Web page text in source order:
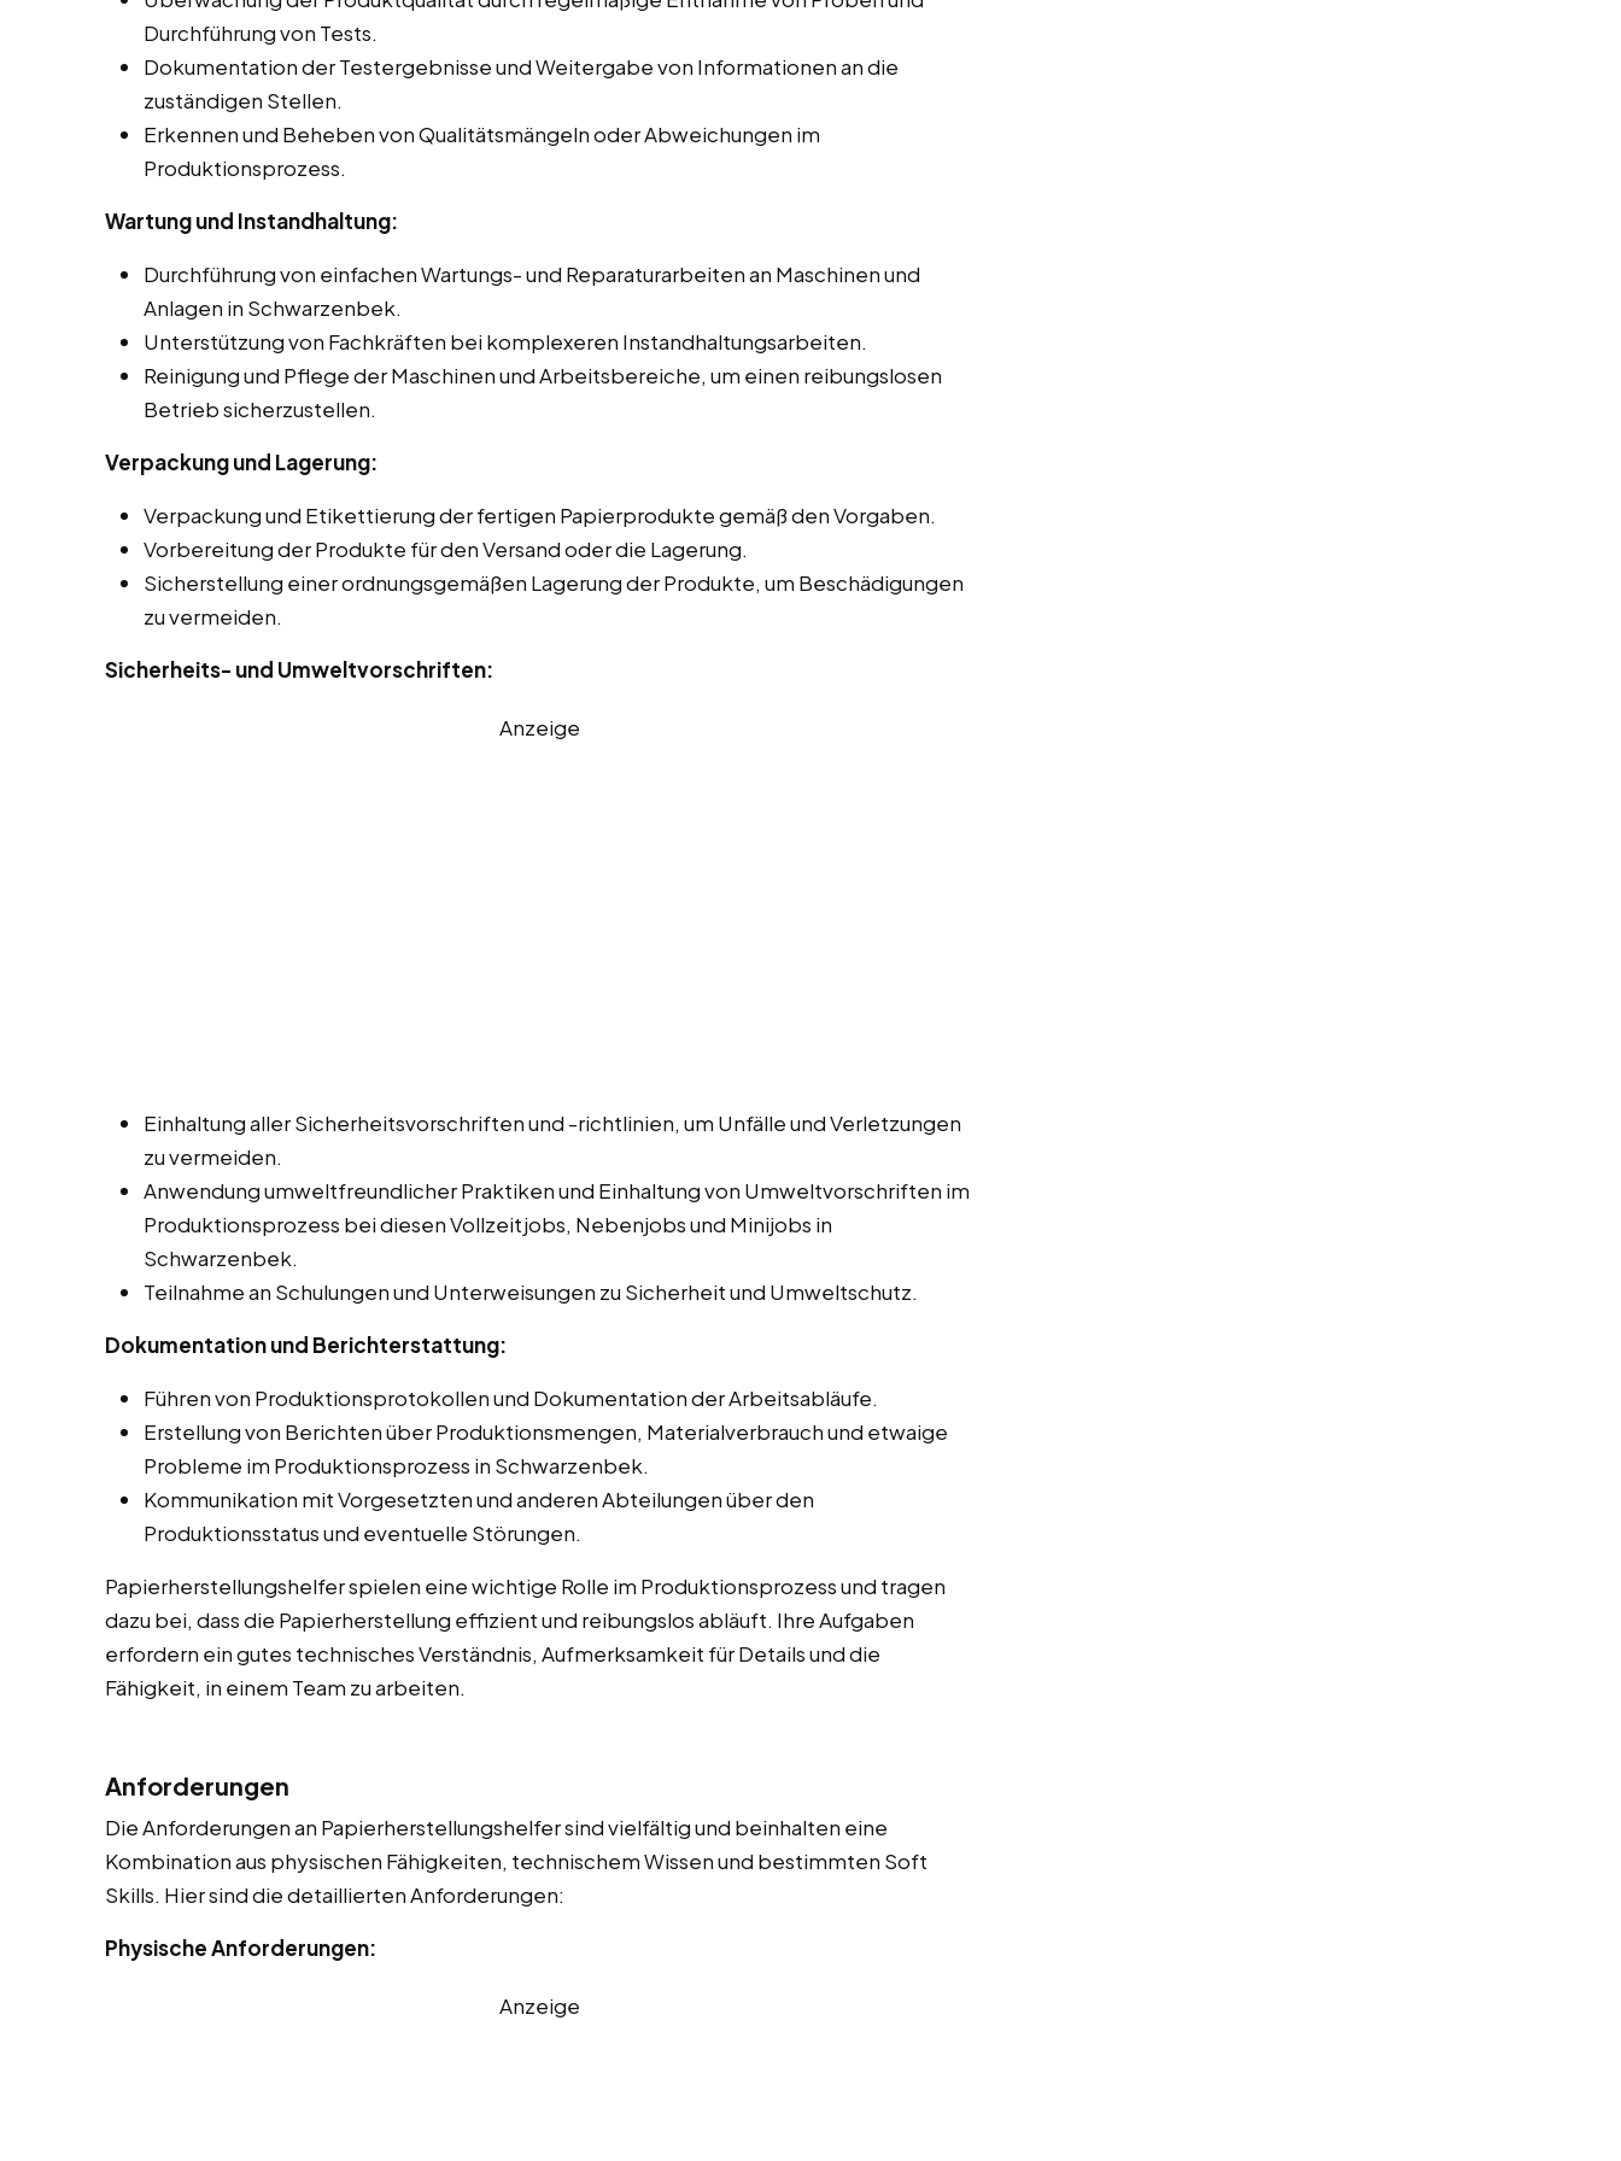
Durchführung von Tests.
Dokumentation der Testergebnisse und Weitergabe von Informationen an die
zuständigen Stellen.
Erkennen und Beheben von Qualitätsmängeln oder Abweichungen im
Produktionsprozess.
Wartung und Instandhaltung:
Durchführung von einfachen Wartungs- und Reparaturarbeiten an Maschinen und
Anlagen in Schwarzenbek.
Unterstützung von Fachkräften bei komplexeren Instandhaltungsarbeiten.
Reinigung und Pflege der Maschinen und Arbeitsbereiche, um einen reibungslosen
Betrieb sicherzustellen.
Verpackung und Lagerung:
Verpackung und Etikettierung der fertigen Papierprodukte gemäß den Vorgaben.
Vorbereitung der Produkte für den Versand oder die Lagerung.
Sicherstellung einer ordnungsgemäßen Lagerung der Produkte, um Beschädigungen
zu vermeiden.
Sicherheits- und Umweltvorschriften:
Anzeige
Einhaltung aller Sicherheitsvorschriften und -richtlinien, um Unfälle und Verletzungen
zu vermeiden.
Anwendung umweltfreundlicher Praktiken und Einhaltung von Umweltvorschriften im
Produktionsprozess bei diesen Vollzeitjobs, Nebenjobs und Minijobs in
Schwarzenbek.
Teilnahme an Schulungen und Unterweisungen zu Sicherheit und Umweltschutz.
Dokumentation und Berichterstattung:
Führen von Produktionsprotokollen und Dokumentation der Arbeitsabläufe.
Erstellung von Berichten über Produktionsmengen, Materialverbrauch und etwaige
Probleme im Produktionsprozess in Schwarzenbek.
Kommunikation mit Vorgesetzten und anderen Abteilungen über den
Produktionsstatus und eventuelle Störungen.
Papierherstellungshelfer spielen eine wichtige Rolle im Produktionsprozess und tragen
dazu bei, dass die Papierherstellung effizient und reibungslos abläuft. Ihre Aufgaben
erfordern ein gutes technisches Verständnis, Aufmerksamkeit für Details und die
Fähigkeit, in einem Team zu arbeiten.
Anforderungen
Die Anforderungen an Papierherstellungshelfer sind vielfältig und beinhalten eine
Kombination aus physischen Fähigkeiten, technischem Wissen und bestimmten Soft
Skills. Hier sind die detaillierten Anforderungen:
Physische Anforderungen:
Anzeige